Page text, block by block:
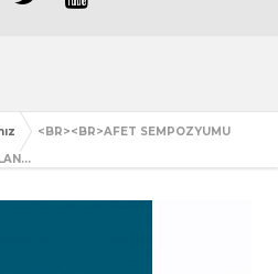
<BR><BR>AFET SEMPOZYUMU